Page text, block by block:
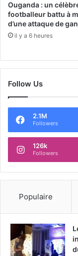
Ouganda : un
footballeur battu à
d’une attaque de
il y a 6 heures
Follow Us
2.1M
Followers
126k
Followers
Populaire